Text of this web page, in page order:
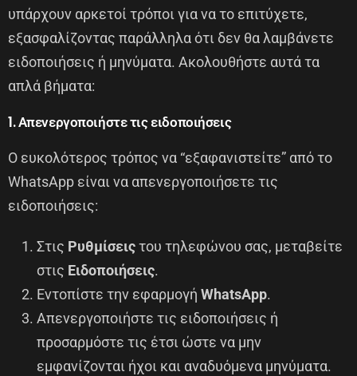
υπάρχουν αρκετοί τρόποι για να το επιτύχετε,
εξασφαλίζοντας παράλληλα ότι δεν θα λαμβάνετε
ειδοποιήσεις ή μηνύματα. Ακολουθήστε αυτά τα
απλά βήματα:
1. Απενεργοποιήστε τις ειδοποιήσεις
Ο ευκολότερος τρόπος να “εξαφανιστείτε” από το
WhatsApp είναι να απενεργοποιήσετε τις
ειδοποιήσεις:
Στις Ρυθμίσειςτου τηλεφώνου σας, μεταβείτε
στις Ειδοποιήσεις.
Εντοπίστε την εφαρμογή WhatsApp.
Απενεργοποιήστε τις ειδοποιήσεις ή
προσαρμόστε τις έτσι ώστε να μην
εμφανίζονται ήχοι και αναδυόμενα μηνύματα.